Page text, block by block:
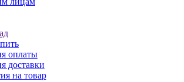
оплаты
доставки
на товар